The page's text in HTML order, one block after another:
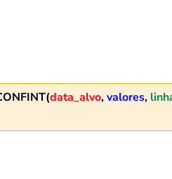
data_alvo,valores,